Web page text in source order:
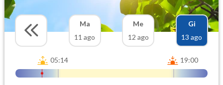
Ma
11 ago
Me
12 ago
Gi
13 ago
05:14 19:00